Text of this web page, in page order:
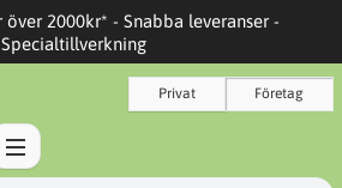
2000kr* - Snabba leveranser -
Specialtillverkning
Privat Företag